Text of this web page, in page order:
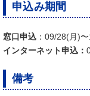
申込み期間
窓口申込 ：09/28(月)
インターネット申込：
備考